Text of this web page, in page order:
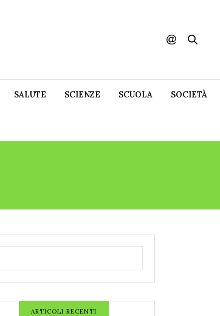
SALUTE SCIENZE SCUOLA SOCIETÀ
ARTICOLI RECENTI